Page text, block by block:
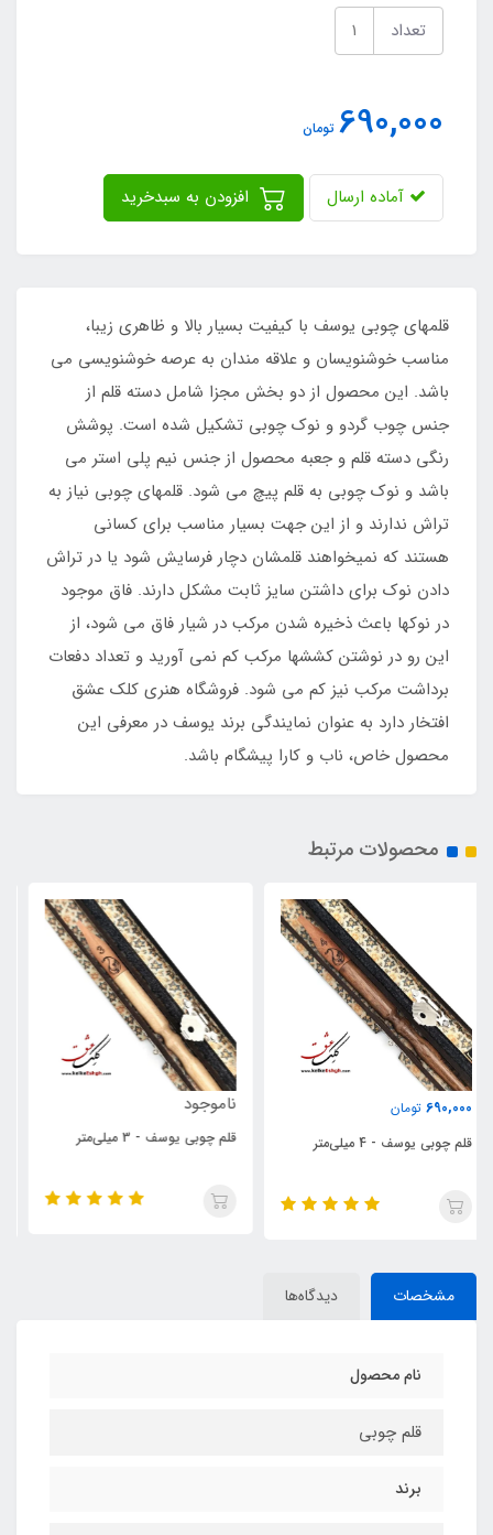
تعداد
690,000 تومان
آماده ارسال
قلمهای چوبی یوسف با کیفیت بسیار بالا و ظاهری زیبا،
مناسب خوشنویسان و علاقه مندان به عرصه خوشنویسی می
باشد. این محصول از دو بخش مجزا شامل دسته قلم از
جنس چوب گردو و نوک چوبی تشکیل شده است. پوشش
رنگی دسته قلم و جعبه محصول از جنس نیم پلی استر می
باشد و نوک چوبی به قلم پیچ می شود. قلمهای چوبی نیاز به
تراش ندارند و از این جهت بسیار مناسب برای کسانی
هستند که نمیخواهند قلمشان دچار فرسایش شود یا در تراش
دادن نوک برای داشتن سایز ثابت مشکل دارند. فاق موجود
در نوکها باعث ذخیره شدن مرکب در شیار فاق می شود، از
این رو در نوشتن کششها مرکب کم نمی آورید و تعداد دفعات
برداشت مرکب نیز کم می شود. فروشگاه هنری کلک عشق
افتخار دارد به عنوان نمایندگی برند یوسف در معرفی این
محصول خاص، ناب و کارا پیشگام باشد.
محصولات مرتبط
ناموجود
قلم چوبی یوسف - 3 میلی‌متر
1,400,000
مشخصات دیدگاه‌ها
نام محصول
قلم چوبی
برند